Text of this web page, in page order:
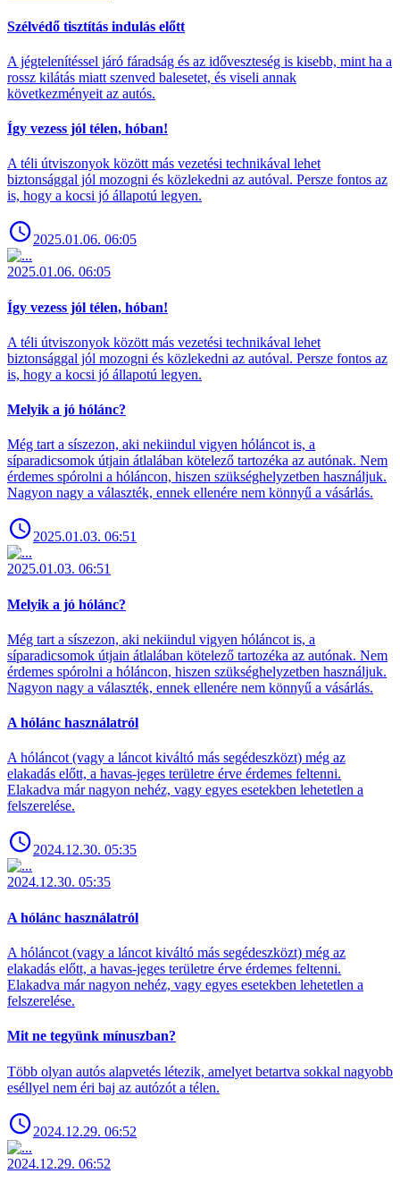
Szélvédő tisztítás indulás előtt
A jégtelenítéssel járó fáradság és az időveszteség is kisebb, mint ha a
rossz kilátás miatt szenved balesetet, és viseli annak
következményeit az autós.
Így vezess jól télen, hóban!
A téli útviszonyok között más vezetési technikával lehet
biztonsággal jól mozogni és közlekedni az autóval. Persze fontos az
is, hogy a kocsi jó állapotú legyen.
2025.01.06. 06:05
2025.01.06. 06:05
Így vezess jól télen, hóban!
A téli útviszonyok között más vezetési technikával lehet
biztonsággal jól mozogni és közlekedni az autóval. Persze fontos az
is, hogy a kocsi jó állapotú legyen.
Melyik a jó hólánc?
Még tart a síszezon, aki nekiindul vigyen hóláncot is, a
síparadicsomok útjain átlalában kötelező tartozéka az autónak. Nem
érdemes spórolni a hóláncon, hiszen szükséghelyzetben használjuk.
Nagyon nagy a választék, ennek ellenére nem könnyű a vásárlás.
2025.01.03. 06:51
2025.01.03. 06:51
Melyik a jó hólánc?
Még tart a síszezon, aki nekiindul vigyen hóláncot is, a
síparadicsomok útjain átlalában kötelező tartozéka az autónak. Nem
érdemes spórolni a hóláncon, hiszen szükséghelyzetben használjuk.
Nagyon nagy a választék, ennek ellenére nem könnyű a vásárlás.
A hólánc használatról
A hóláncot (vagy a láncot kiváltó más segédeszközt) még az
elakadás előtt, a havas-jeges területre érve érdemes feltenni.
Elakadva már nagyon nehéz, vagy egyes esetekben lehetetlen a
felszerelése.
2024.12.30. 05:35
2024.12.30. 05:35
A hólánc használatról
A hóláncot (vagy a láncot kiváltó más segédeszközt) még az
elakadás előtt, a havas-jeges területre érve érdemes feltenni.
Elakadva már nagyon nehéz, vagy egyes esetekben lehetetlen a
felszerelése.
Mit ne tegyünk mínuszban?
Több olyan autós alapvetés létezik, amelyet betartva sokkal nagyobb
eséllyel nem éri baj az autózót a télen.
2024.12.29. 06:52
2024.12.29. 06:52